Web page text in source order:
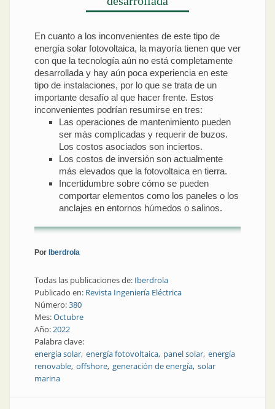
En cuanto a los inconvenientes de este tipo de
energía solar fotovoltaica, la mayoría tienen que ver
con que la tecnología aún no está completamente
desarrollada y hay aún poca experiencia en este
tipo de instalaciones, por lo que se trata de un
importante desafío al que hacer frente. Estos
inconvenientes podrían resumirse en tres:
Las operaciones de mantenimiento pueden
ser más complicadas y requerir de buzos.
Los costos asociados son inciertos.
Los costos de inversión son actualmente
más elevados que la fotovoltaica en tierra.
Incertidumbre sobre cómo se pueden
comportar elementos como los paneles o los
anclajes en entornos húmedos o salinos.
Por Iberdrola
Todas las publicaciones de: Iberdrola
Publicado en: Revista Ingeniería Eléctrica
Número:380
Mes:Octubre
Año:2022
Palabra clave:
energía solar energía fotovoltaica panel solar energía
renovable offshore generación de energía solar
marina